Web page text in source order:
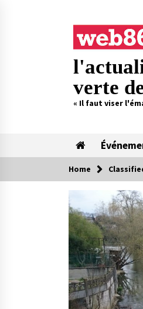
verte
« Il faut viser
Home